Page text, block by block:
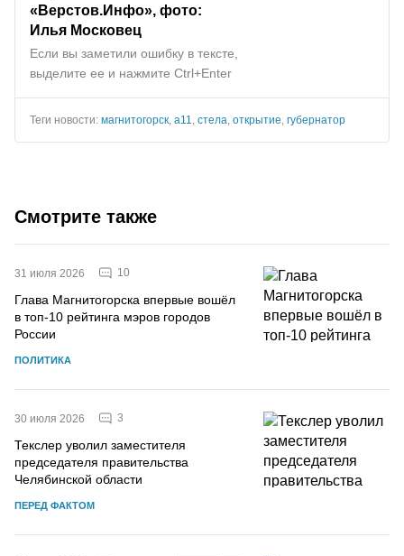
«Верстов.Инфо», фото:
Илья Московец
Если вы заметили ошибку в тексте,
выделите ее и нажмите Ctrl+Enter
Теги новости: магнитогорск, а11, стела, открытие, губернатор
Смотрите также
31 июля 2026 10
Глава Магнитогорска впервые вошёл
в топ-10 рейтинга мэров городов
России
ПОЛИТИКА
30 июля 2026 3
Текслер уволил заместителя
председателя правительства
Челябинской области
ПЕРЕД ФАКТОМ